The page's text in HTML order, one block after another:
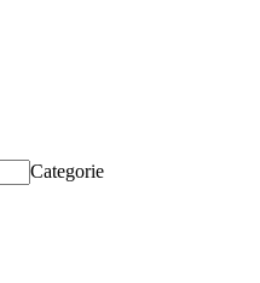
Categorie